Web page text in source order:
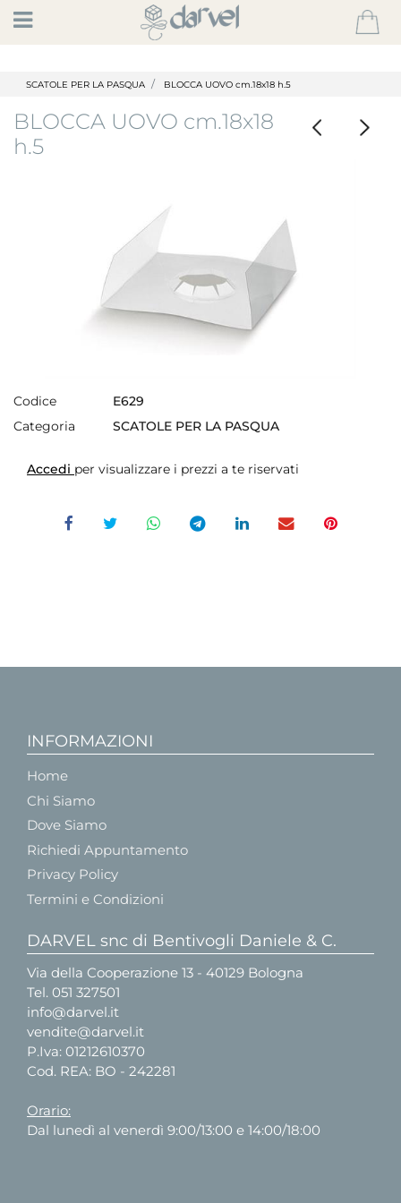
Open
SCATOLE PER LA PASQUA BLOCCA UOVO cm.18x18 h.5
BLOCCA UOVO cm.18x18
h.5
Codice
E629
Categoria
SCATOLE PER LA PASQUA
Accedi per visualizzare i prezzi a te riservati
INFORMAZIONI
Home
Chi Siamo
Dove Siamo
Richiedi Appuntamento
Privacy Policy
Termini e Condizioni
DARVEL snc di Bentivogli Daniele & C.
Via della Cooperazione 13 - 40129 Bologna
Tel. 051 327501
info@darvel.it
vendite@darvel.it
P.Iva: 01212610370
Cod. REA: BO - 242281
Orario:
Dal lunedì al venerdì 9:00/13:00 e 14:00/18:00